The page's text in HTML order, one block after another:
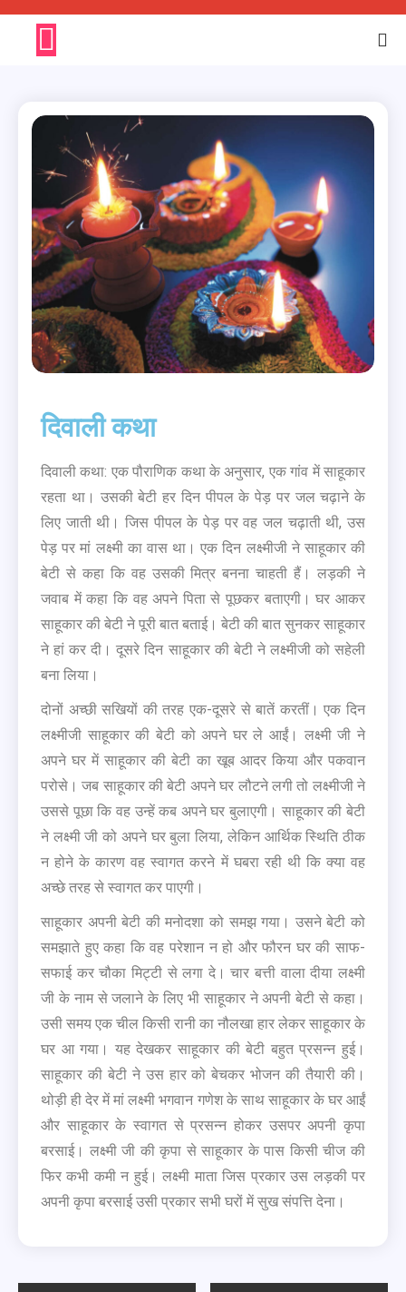
दिवाली कथा
दिवाली कथा: एक पौराणिक कथा के अनुसार, एक गांव में साहूकार
रहता था। उसकी बेटी हर दिन पीपल के पेड़ पर जल चढ़ाने के
लिए जाती थी। जिस पीपल के पेड़ पर वह जल चढ़ाती थी, उस
पेड़ पर मां लक्ष्मी का वास था। एक दिन लक्ष्मीजी ने साहूकार की
बेटी से कहा कि वह उसकी मित्र बनना चाहती हैं। लड़की ने
जवाब में कहा कि वह अपने पिता से पूछकर बताएगी। घर आकर
साहूकार की बेटी ने पूरी बात बताई। बेटी की बात सुनकर साहूकार
ने हां कर दी। दूसरे दिन साहूकार की बेटी ने लक्ष्मीजी को सहेली
बना लिया।
दोनों अच्छी सखियों की तरह एक-दूसरे से बातें करतीं। एक दिन
लक्ष्मीजी साहूकार की बेटी को अपने घर ले आईं। लक्ष्मी जी ने
अपने घर में साहूकार की बेटी का खूब आदर किया और पकवान
परोसे। जब साहूकार की बेटी अपने घर लौटने लगी तो लक्ष्मीजी ने
उससे पूछा कि वह उन्हें कब अपने घर बुलाएगी। साहूकार की बेटी
ने लक्ष्मी जी को अपने घर बुला लिया, लेकिन आर्थिक स्थिति ठीक
न होने के कारण वह स्वागत करने में घबरा रही थी कि क्या वह
अच्छे तरह से स्वागत कर पाएगी।
साहूकार अपनी बेटी की मनोदशा को समझ गया। उसने बेटी को
समझाते हुए कहा कि वह परेशान न हो और फौरन घर की साफ-
सफाई कर चौका मिट्टी से लगा दे। चार बत्ती वाला दीया लक्ष्मी
जी के नाम से जलाने के लिए भी साहूकार ने अपनी बेटी से कहा।
उसी समय एक चील किसी रानी का नौलखा हार लेकर साहूकार के
घर आ गया। यह देखकर साहूकार की बेटी बहुत प्रसन्न हुई।
साहूकार की बेटी ने उस हार को बेचकर भोजन की तैयारी की।
थोड़ी ही देर में मां लक्ष्मी भगवान गणेश के साथ साहूकार के घर आईं
और साहूकार के स्वागत से प्रसन्न होकर उसपर अपनी कृपा
बरसाई। लक्ष्मी जी की कृपा से साहूकार के पास किसी चीज की
फिर कभी कमी न हुई। लक्ष्मी माता जिस प्रकार उस लड़की पर
अपनी कृपा बरसाई उसी प्रकार सभी घरों में सुख संपत्ति देना।